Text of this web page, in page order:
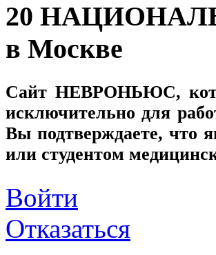
20
в Москве
Сайт НЕВРОНЬЮС,
исключительно для
Вы подтверждаете, что
или студентом
Войти
Отказаться